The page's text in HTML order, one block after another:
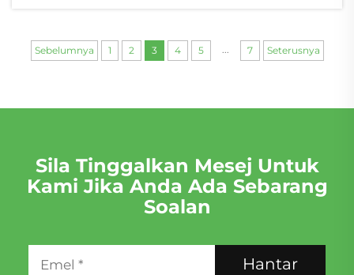
Sebelumnya 1 2 3 4 5 7 Seterusnya
Sila Tinggalkan Mesej Untuk
Kami Jika Anda Ada Sebarang
Soalan
Hantar